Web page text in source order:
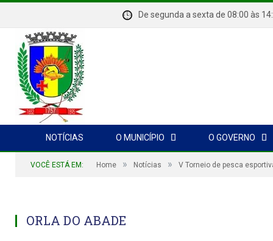
De segunda a sexta de 08:00
NOTÍCIAS O MUNICÍPIO O GOVERNO
VOCÊ ESTÁ EM: Home » Notícias » V Torneio de pesca
ORLA DO ABADE